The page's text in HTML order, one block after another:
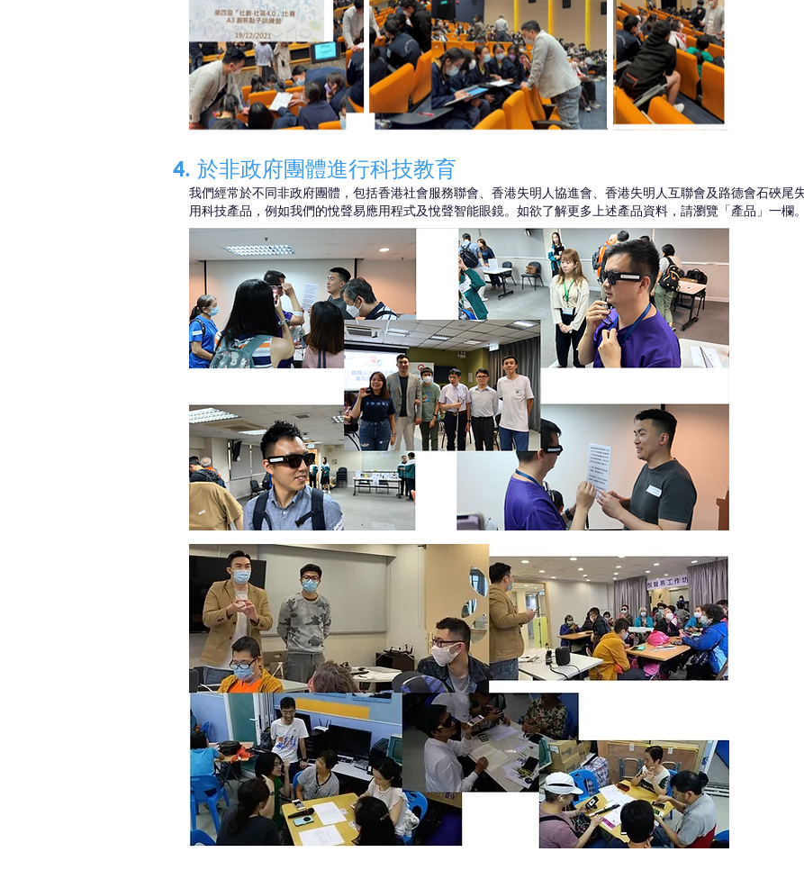
4. 於非政府團體進行科技教育
我們經常於不同非政府團體，包括香港社會服務聯會、香港失明人協進會、香港失明人互聯會及路德會石硤尾
用科技產品，例如我們的悅聲易應用程式及悅聲智能眼鏡。如欲了解更多上述產品資料，請瀏覽「產品」一欄。